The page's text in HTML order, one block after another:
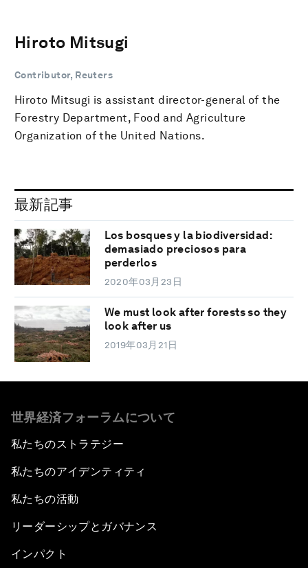
Hiroto Mitsugi
Contributor, Reuters
Hiroto Mitsugi is assistant director-general of the
Forestry Department, Food and Agriculture
Organization of the United Nations.
最新記事
Los bosques y la biodiversidad:
demasiado preciosos para
perderlos
2020年03月23日
We must look after forests so they
look after us
2019年03月21日
世界経済フォーラムについて
私たちのストラテジー
私たちのアイデンティティ
私たちの活動
リーダーシップとガバナンス
インパクト